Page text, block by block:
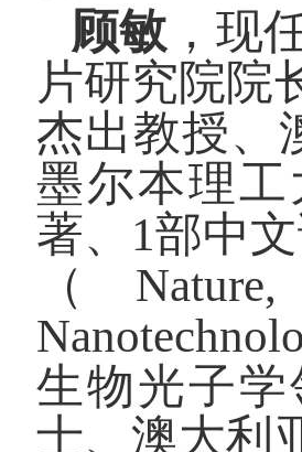
顾敏 ，现
片研究院院
杰出教授、
墨尔本理
著、1部中
（
生物光子
士、澳大利